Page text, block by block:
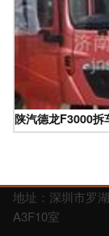
陕汽德龙F3000
地址：深圳市罗
A3F10室